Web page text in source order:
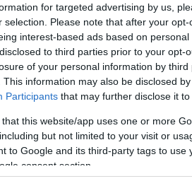
for targeted advertising by us,
selection. Please note that after your
interest-based ads based on
to third parties prior to your opt-
of your personal information by third
This information may also be disclosed
Participants that may further disclose it
that this website/app uses one or more
but not limited to your visit or
to Google and its third-party tags to
consent section.
ότι η έναρξη των
08:30 και έτσι, οι
στις αίθουσες
εξέτασης κάθε μαθήματος
οι υποψήφιοι των ΕΠΑΛ
δεν ολοκληρώνονται
των